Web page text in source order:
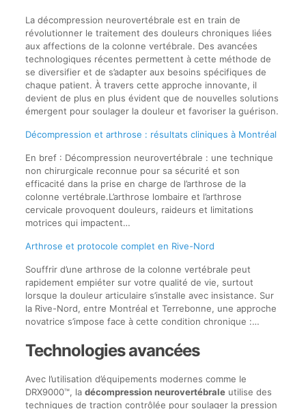
La décompression neurovertébrale est en train de
révolutionner le traitement des douleurs chroniques liées
aux affections de la colonne vertébrale. Des avancées
technologiques récentes permettent à cette méthode de
se diversifier et de s’adapter aux besoins spécifiques de
chaque patient. À travers cette approche innovante, il
devient de plus en plus évident que de nouvelles solutions
émergent pour soulager la douleur et favoriser la guérison.
Décompression et arthrose : résultats cliniques à Montréal
En bref : Décompression neurovertébrale : une technique
non chirurgicale reconnue pour sa sécurité et son
efficacité dans la prise en charge de l’arthrose de la
colonne vertébrale.L’arthrose lombaire et l’arthrose
cervicale provoquent douleurs, raideurs et limitations
motrices qui impactent…
Arthrose et protocole complet en Rive-Nord
Souffrir d’une arthrose de la colonne vertébrale peut
rapidement empiéter sur votre qualité de vie, surtout
lorsque la douleur articulaire s’installe avec insistance. Sur
la Rive-Nord, entre Montréal et Terrebonne, une approche
novatrice s’impose face à cette condition chronique :…
Technologies avancées
Avec l’utilisation d’équipements modernes comme le
DRX9000™, la décompression neurovertébraleutilise des
techniques de traction contrôlée pour soulager la pression